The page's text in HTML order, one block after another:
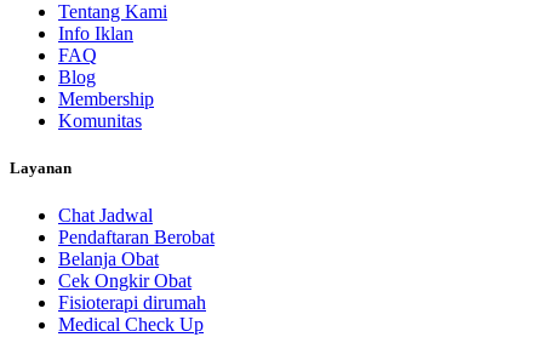
Tentang Kami
Info Iklan
FAQ
Blog
Membership
Komunitas
Layanan
Chat Jadwal
Pendaftaran Berobat
Belanja Obat
Cek Ongkir Obat
Fisioterapi dirumah
Medical Check Up